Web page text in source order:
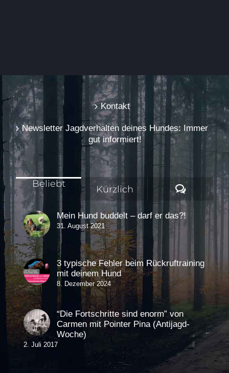
Kontakt
Newsletter Jagdverhalten deines Hundes: Immer
gut informiert!
Beliebt Kürzlich
Mein Hund buddelt – darf er das?!
31. August 2021
3 typische Fehler beim Rückruftraining
mit deinem Hund
8. Dezember 2024
“Die Fortschritte sind enorm” von
Carmen mit Pointer Pina (Antijagd-
Woche)
2. Juli 2017